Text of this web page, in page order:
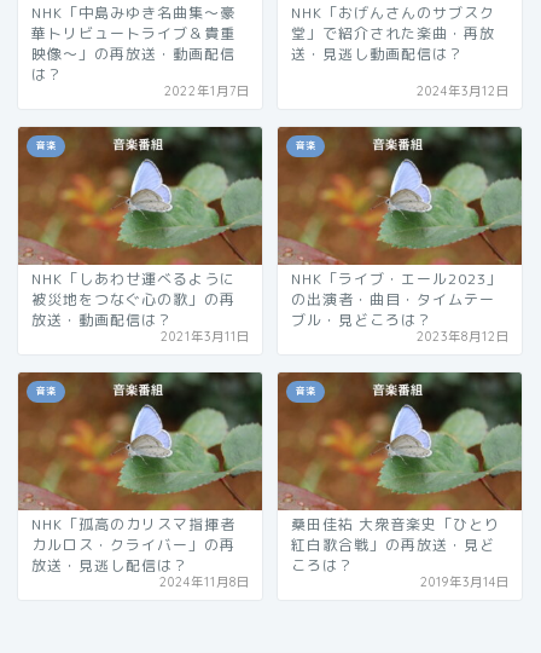
NHK「中島みゆき名曲集～豪
華トリビュートライブ＆貴重
映像～」の再放送・動画配信
は？
2022年1月7日
NHK「おげんさんのサブスク
堂」で紹介された楽曲・再放
送・見逃し動画配信は？
2024年3月12日
音楽
NHK「しあわせ運べるように
被災地をつなぐ心の歌」の再
放送・動画配信は？
2021年3月11日
音楽
NHK「ライブ・エール2023」
の出演者・曲目・タイムテー
ブル・見どころは？
2023年8月12日
音楽
NHK「孤高のカリスマ指揮者
カルロス・クライバー」の再
放送・見逃し配信は？
2024年11月8日
音楽
桑田佳祐 大衆音楽史「ひとり
紅白歌合戦」の再放送・見ど
ころは？
2019年3月14日